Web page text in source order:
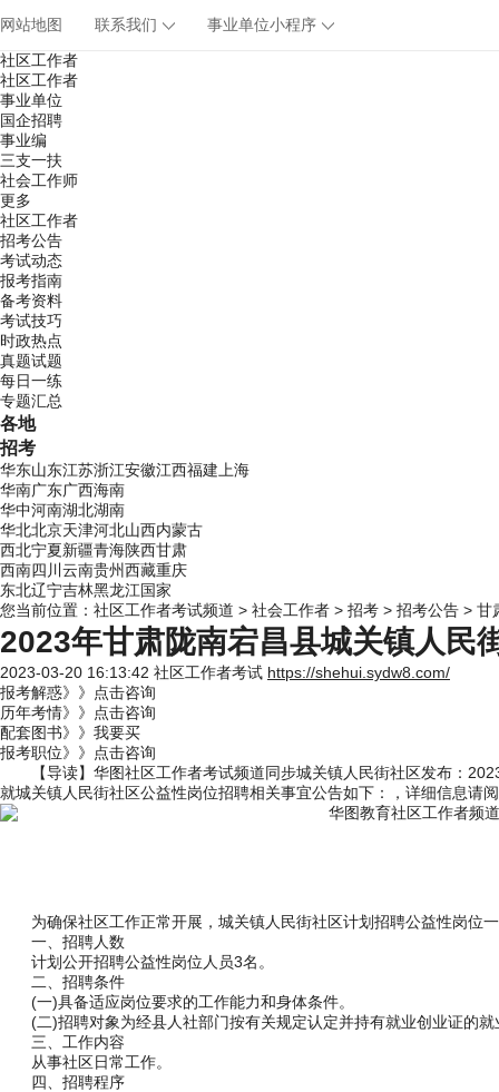
网站地图 联系我们
事业单位小程序
社区工作者
社区工作者
事业单位
国企招聘
事业编
三支一扶
社会工作师
更多
社区工作者
招考公告
考试动态
报考指南
备考资料
考试技巧
时政热点
真题试题
每日一练
专题汇总
各地
招考
华东山东江苏浙江安徽江西福建 上海
华南广东广西海南
华中河南湖北湖南
华北北京天津河北山西内蒙古
西北宁夏新疆青海陕西甘肃
西南四川 云南贵州西藏重庆
东北辽宁吉林黑龙江国家
您当前位置： 社区工作者考试频道 > 社会工作者 > 招考 > 招考公告 > 甘
2023年甘肃陇南宕昌县城关镇人民
2023-03-20 16:13:42 社区工作者考试 https://shehui.sydw8.com/
报考解惑》》点击咨询
历年考情》》点击咨询
配套图书》》我要买
报考职位》》点击咨询
【导读】华图社区工作者考试频道同步城关镇人民街社区发布：
就城关镇人民街社区公益性岗位招聘相关事宜公告如下：，详细信息请
为确保社区工作正常开展，城关镇人民街社区计划招聘公益性岗位
一、招聘人数
计划公开招聘公益性岗位人员3名。
二、招聘条件
(一)具备适应岗位要求的工作能力和身体条件。
(二)招聘对象为经县人社部门按有关规定认定并持有就业创业证的
三、工作内容
从事社区日常工作。
四、招聘程序